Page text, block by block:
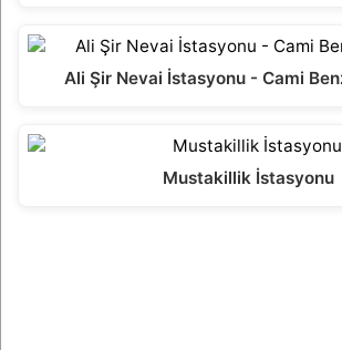
Ali Şir Nevai İstasyonu - Cami
Mustakillik İstasyonu